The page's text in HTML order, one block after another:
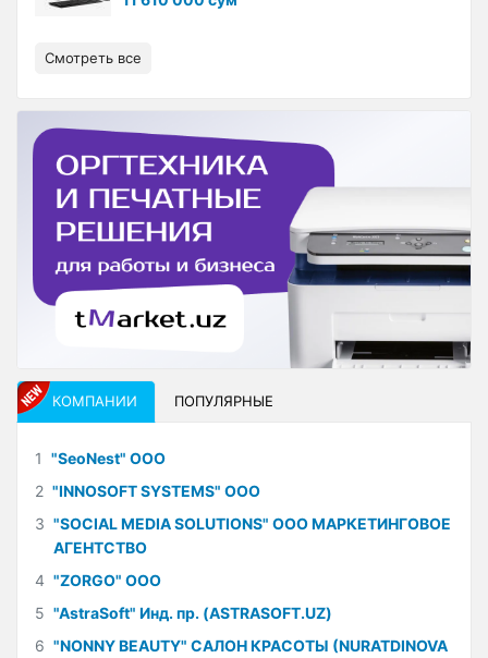
Смотреть все
КОМПАНИИ ПОПУЛЯРНЫЕ
1 "SeoNest" ООО
2 "INNOSOFT SYSTEMS" ООО
3 "SOCIAL MEDIA SOLUTIONS" ООО МАРКЕТИНГОВОЕ
АГЕНТСТВО
4 "ZORGO" ООО
5 "AstraSoft" Инд. пр. (ASTRASOFT.UZ)
6 "NONNY BEAUTY" САЛОН КРАСОТЫ (NURATDINOVA